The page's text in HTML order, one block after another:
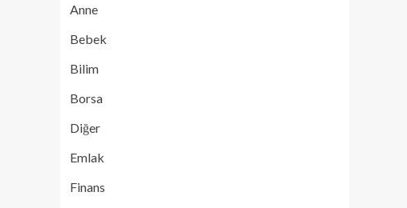
Anne
Bebek
Bilim
Borsa
Diğer
Emlak
Finans